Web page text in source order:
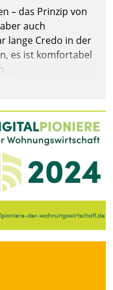
– das Prinzip von
auch
lange Credo in der
es ist komfortabel